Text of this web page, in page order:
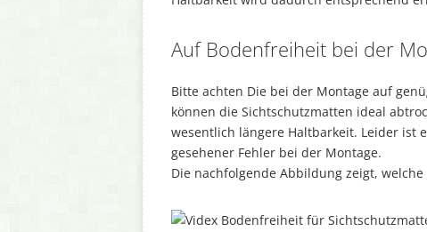
Auf Bodenfreiheit bei der
Bitte achten Die bei der Montage auf
können die Sichtschutzmatten ideal
wesentlich längere Haltbarkeit. Leider ist
gesehener Fehler bei der Montage.
Die nachfolgende Abbildung zeigt,